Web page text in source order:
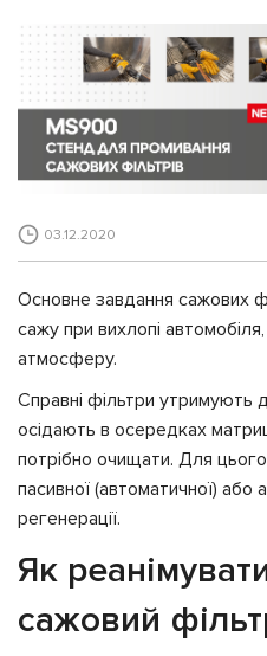
03.12.2020
Основне завдання сажових
сажу при вихлопі автомобіля,
атмосферу.
Справні фільтри утримують
осідають в осередках
потрібно очищати. Для
пасивної (автоматичної) або
регенерації.
Як
сажовий